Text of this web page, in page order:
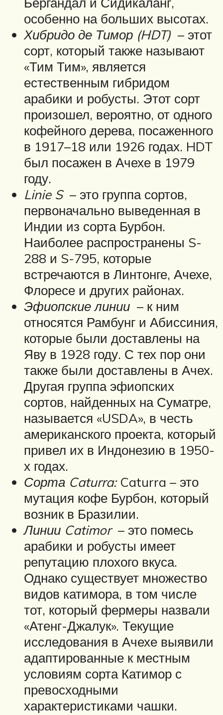
особенно на больших высотах.
Хибридо де Тимор (HDT) – этот
сорт, который также называют
«Тим Тим», является
естественным гибридом
арабики и робусты. Этот сорт
произошел, вероятно, от одного
кофейного дерева, посаженного
в 1917–18 или 1926 годах. HDT
был посажен в Ачехе в 1979
году.
Linie S– это группа сортов,
первоначально выведенная в
Индии из сорта Бурбон.
Наиболее распространены S-
288 и S-795, которые
встречаются в Линтонге, Ачехе,
Флоресе и других районах.
Эфиопские линии – к ним
относятся Рамбунг и Абиссиния,
которые были доставлены на
Яву в 1928 году. С тех пор они
также были доставлены в Ачех.
Другая группа эфиопских
сортов, найденных на Суматре,
называется «USDA», в честь
американского проекта, который
привел их в Индонезию в 1950-
х годах.
Сорта Caturra:Caturra – это
мутация кофе Бурбон, который
возник в Бразилии.
Линии Catimor– это помесь
арабики и робусты имеет
репутацию плохого вкуса.
Однако существует множество
видов катимора, в том числе
тот, который фермеры назвали
«Атенг-Джалук». Текущие
исследования в Ачехе выявили
адаптированные к местным
условиям сорта Катимор с
превосходными
характеристиками чашки.